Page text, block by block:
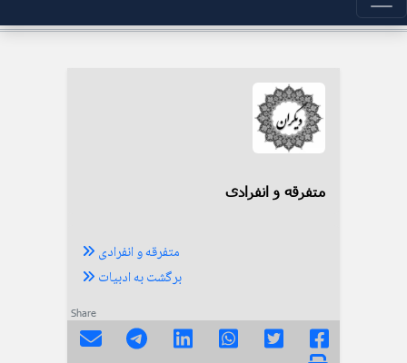
متفرقه و انفرادی
متفرقه و انفرادی
برگشت به ادبیات
Share